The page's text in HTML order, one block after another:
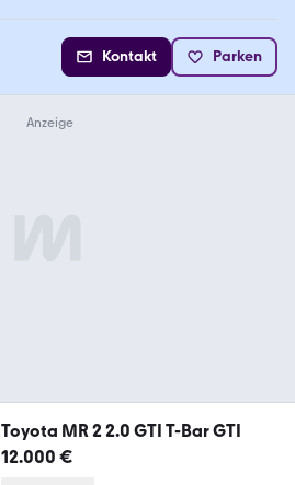
Kontakt Parken
Toyota MR 2 2.0 GTI T-Bar GTI
12.000 €